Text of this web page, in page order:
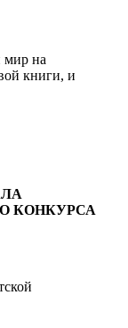
мир на
книги, и
КОНКУРСА